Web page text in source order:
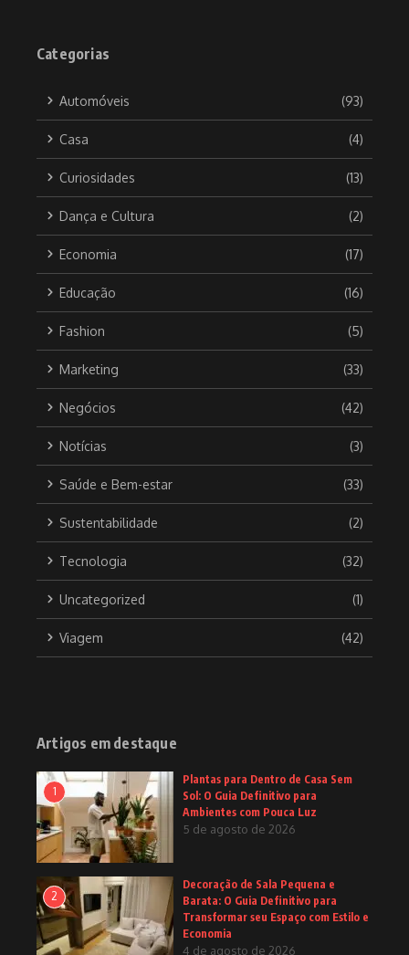
Categorias
Automóveis (93)
Casa (4)
Curiosidades (13)
Dança e Cultura (2)
Economia (17)
Educação (16)
Fashion (5)
Marketing (33)
Negócios (42)
Notícias (3)
Saúde e Bem-estar (33)
Sustentabilidade (2)
Tecnologia (32)
Uncategorized (1)
Viagem (42)
Artigos em destaque
1
Plantas para Dentro de Casa Sem
Sol: O Guia Definitivo para
Ambientes com Pouca Luz
5 de agosto de 2026
2
Decoração de Sala Pequena e
Barata: O Guia Definitivo para
Transformar seu Espaço com Estilo e
Economia
4 de agosto de 2026